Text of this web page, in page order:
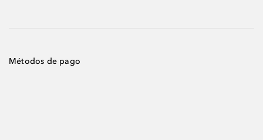
Métodos de pago